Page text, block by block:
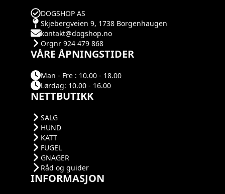
DOGSHOP AS
Skjebergveien 9, 1738 Borgenhaugen
kontakt@dogshop.no
Orgnr 924 479 868
VÅRE ÅPNINGSTIDER
Man - Fre : 10.00 - 18.00
Lørdag: 10.00 - 16.00
NETTBUTIKK
SALG
HUND
KATT
FUGEL
GNAGER
Råd og guider
INFORMASJON